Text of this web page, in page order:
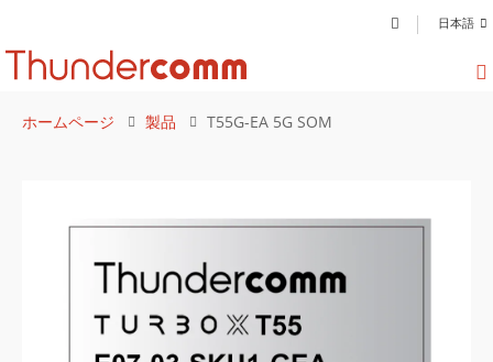
日本語
ホームページ 製品 T55G-EA 5G SOM